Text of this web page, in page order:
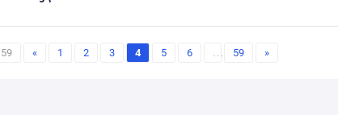
« 1 2 3 4 5 6 … 59 »